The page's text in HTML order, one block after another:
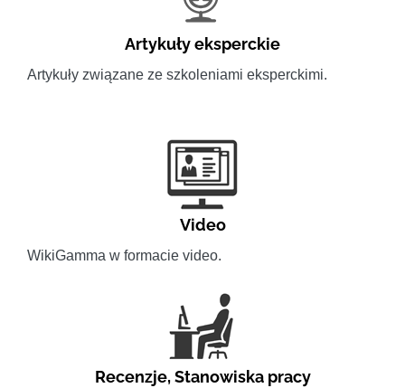
Artykuły eksperckie
Artykuły związane ze szkoleniami eksperckimi.
Video
WikiGamma w formacie video.
Recenzje,Stanowiska pracy